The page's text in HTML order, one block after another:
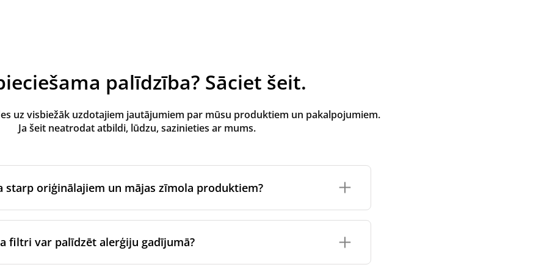
palīdzība? Sāciet šeit.
uz visbiežāk uzdotajiem jautājumiem par mūsu produktiem un pakalpojumiem.
Ja šeit neatrodat atbildi, lūdzu, sazinieties ar mums.
starp oriģinālajiem un mājas zīmola produktiem?
zīmolam, izmantojot sertificētus ražošanas partnerus. Tie atbilst zīmola
un iepakošanas standartiem.
filtri var palīdzēt alerģiju gadījumā?